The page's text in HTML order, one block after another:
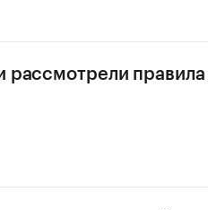
рассмотрели правила